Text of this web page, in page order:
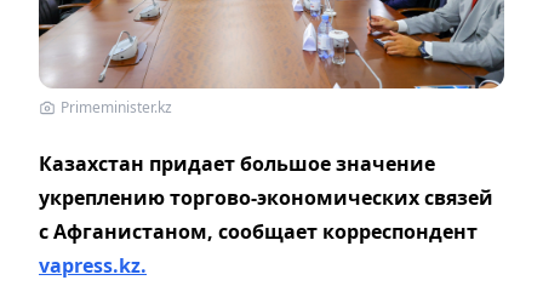
Primeminister.kz
Казахстан придает большое значение
укреплению торгово-экономических связей
с Афганистаном, сообщает корреспондент
vapress.kz.